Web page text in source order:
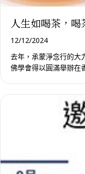
人生如喝茶，喝
12/12/2024
去年，承蒙淨念行的大
佛學會得以圓滿舉辦在